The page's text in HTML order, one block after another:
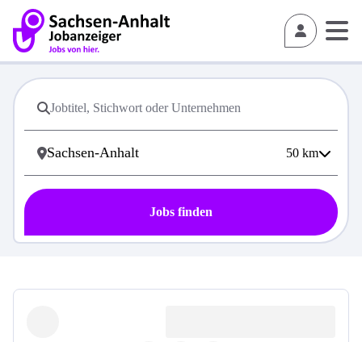
50 km
Jobs finden